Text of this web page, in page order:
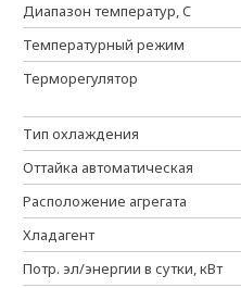
Диапазон температур, C
Температурный режим
Терморегулятор
Тип охлаждения
Оттайка автоматическая
Расположение агрегата
Хладагент
Потр. эл/энергии в сутки, кВт